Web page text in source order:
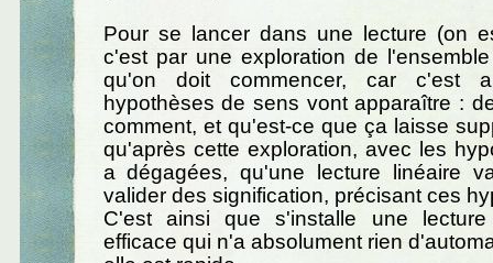
Pour se lancer dans une lecture (on
c'est par une exploration de
qu'on doit commencer, car c'est
hypothèses de sens vont apparaître :
comment, et qu'est-ce que ça laisse
qu'après cette exploration, avec les
a dégagées, qu'une lecture linéaire
valider des signification, précisant ces
C'est ainsi que s'installe une
efficace qui n'a absolument rien